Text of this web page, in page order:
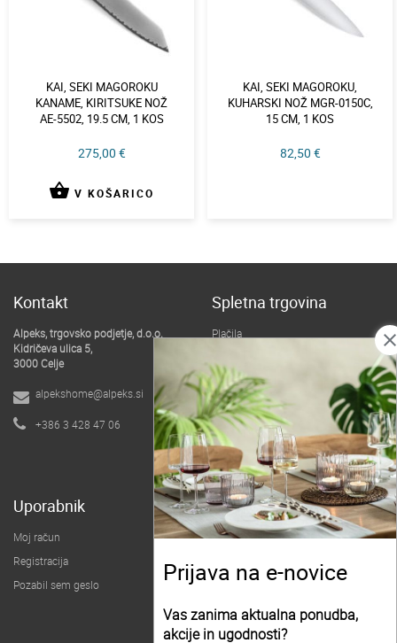
Prijava na e-novice
Vas zanima aktualna ponudba,
akcije in ugodnosti?
KAI, SEKI MAGOROKU
KANAME, KIRITSUKE NOŽ
AE-5502, 19.5 CM, 1 KOS
275,00 €
shopping_basket V KOŠARICO
KAI, SEKI MAGOROKU,
KUHARSKI NOŽ MGR-0150C,
15 CM, 1 KOS
82,50 €
Kontakt
Alpeks, trgovsko podjetje, d.o.o.
Kidričeva ulica 5,
3000 Celje
alpekshome@alpeks.si
+386 3 428 47 06
Spletna trgovina
Plačila
Pogoji poslovanja
B2B spletna trgovina
O podjetju
Uporabnik
Moj račun
Registracija
Pozabil sem geslo